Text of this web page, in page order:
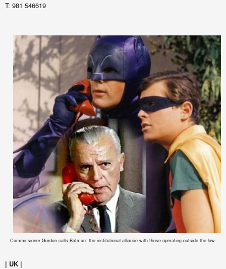
T: 981 546619
Commissioner Gordon calls Batman: the institutional alliance with those operating outside the law.
| UK |